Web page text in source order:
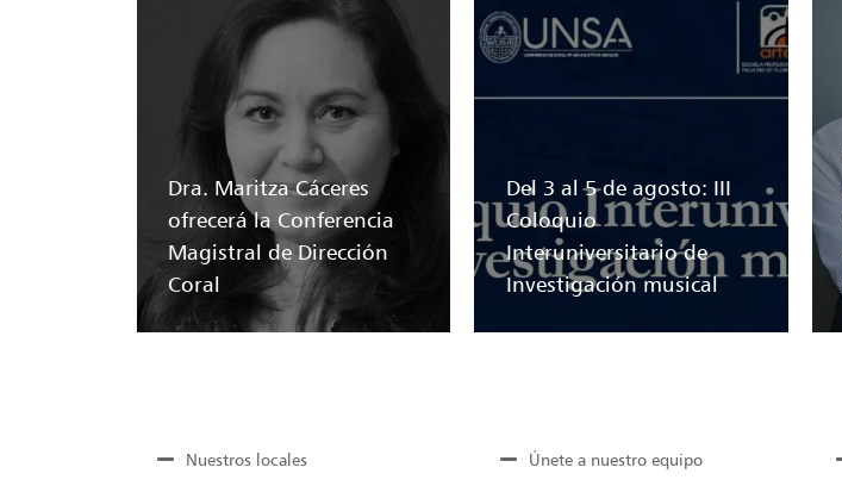
Dra. Maritza Cáceres
ofrecerá la Conferencia
Magistral de Dirección
Coral
Del 3 al 5 de agosto: III
Coloquio
Interuniversitario de
Investigación musical
Nuestros locales Únete a nuestro equipo